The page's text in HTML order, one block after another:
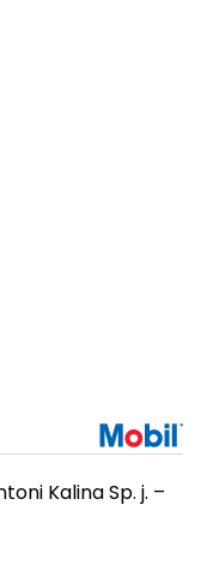
Kalina Sp. j. –